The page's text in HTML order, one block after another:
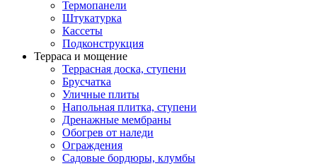
Термопанели
Штукатурка
Кассеты
Подконструкция
Терраса и мощение
Террасная доска, ступени
Брусчатка
Уличные плиты
Напольная плитка, ступени
Дренажные мембраны
Обогрев от наледи
Ограждения
Садовые бордюры, клумбы